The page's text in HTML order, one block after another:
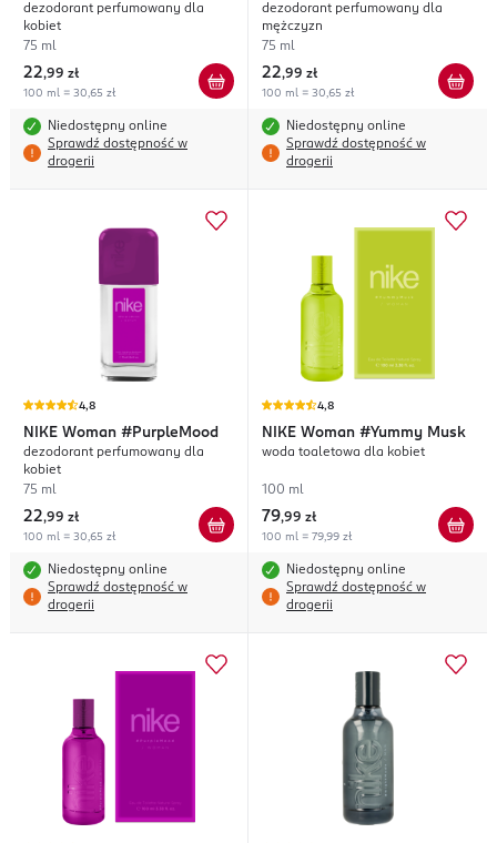
dezodorant perfumowany dla
kobiet
75 ml
22,99 zł
100 ml = 30,65 zł
Niedostępny online
Sprawdź dostępność w
drogerii
dezodorant perfumowany dla
mężczyzn
75 ml
22,99 zł
100 ml = 30,65 zł
Niedostępny online
Sprawdź dostępność w
drogerii
4,8
NIKE Woman #PurpleMood
dezodorant perfumowany dla
kobiet
75 ml
22,99 zł
100 ml = 30,65 zł
Niedostępny online
Sprawdź dostępność w
drogerii
4,8
NIKE Woman #Yummy Musk
woda toaletowa dla kobiet
100 ml
79,99 zł
100 ml = 79,99 zł
Niedostępny online
Sprawdź dostępność w
drogerii